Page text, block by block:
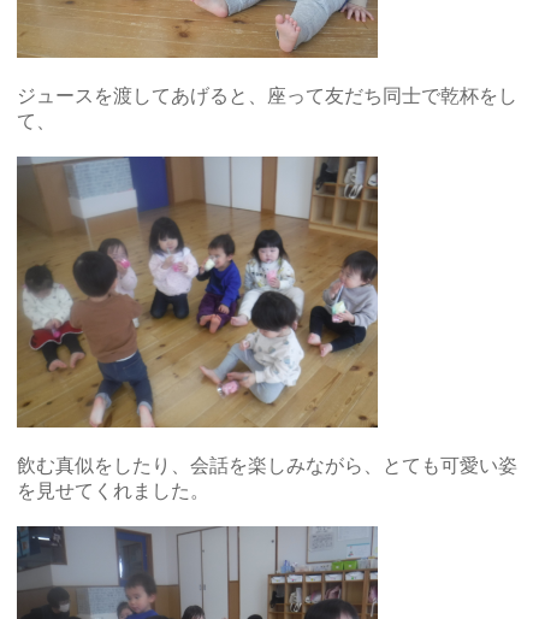
ジュースを渡してあげると、座って友だち同士で乾杯をし
て、
飲む真似をしたり、会話を楽しみながら、とても可愛い姿
を見せてくれました。